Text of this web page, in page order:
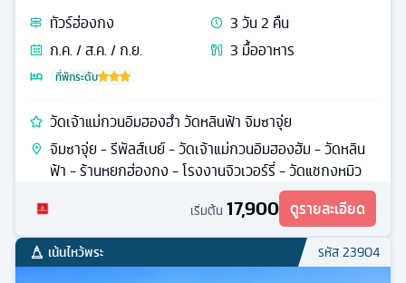
ทัวร์ฮ่องกง 3วัน2 คืน
ก.ค. / ส.ค. / ก.ย.
3 มื้ออาหาร
ที่พักระดับ
วัดเจ้าแม่กวนอิมฮองฮำ วัดหลินฟ้า จิมซาจุ่ย
จิมซาจุ่ย - รีพัลส์เบย์ - วัดเจ้าแม่กวนอิมฮองฮัม - วัดหลิน
ฟ้า - ร้านหยกฮ่องกง - โรงงานจิวเวอร์รี่ - วัดแชกงหมิว
เริ่มต้น 17,900 ดูรายละเอียด
เน้นไหว้พระ รหัส23904